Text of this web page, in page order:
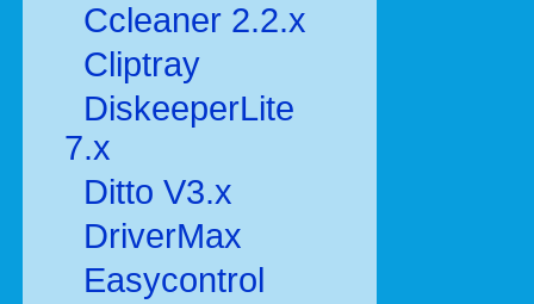
Ccleaner 2.2.x
Cliptray
DiskeeperLite
7.x
Ditto V3.x
DriverMax
Easycontrol